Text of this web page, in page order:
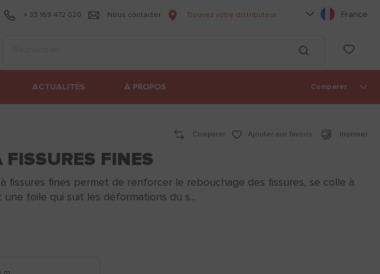
+ 33 169 472 020 Nous contacter Trouvez votre distributeur Choisissez votre
France
Lancer la
ACTUALITÉS À PROPOS Comparer
Comparer
Ajouter aux favoris Imprimer
FISSURES FINES
fissures fines permet de renforcer le rebouchage des fissures, se colle à
une toile qui suit les déformations du s...